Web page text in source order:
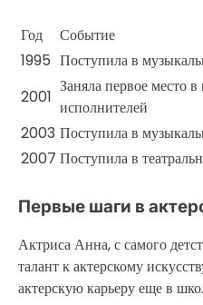
Год
Событие
1995 Поступила в
2001
Заняла первое место
исполнителей
2003 Поступила в
2007 Поступила в
Первые шаги в
Актриса Анна, с самого
талант к актерскому
актерскую карьеру еще в